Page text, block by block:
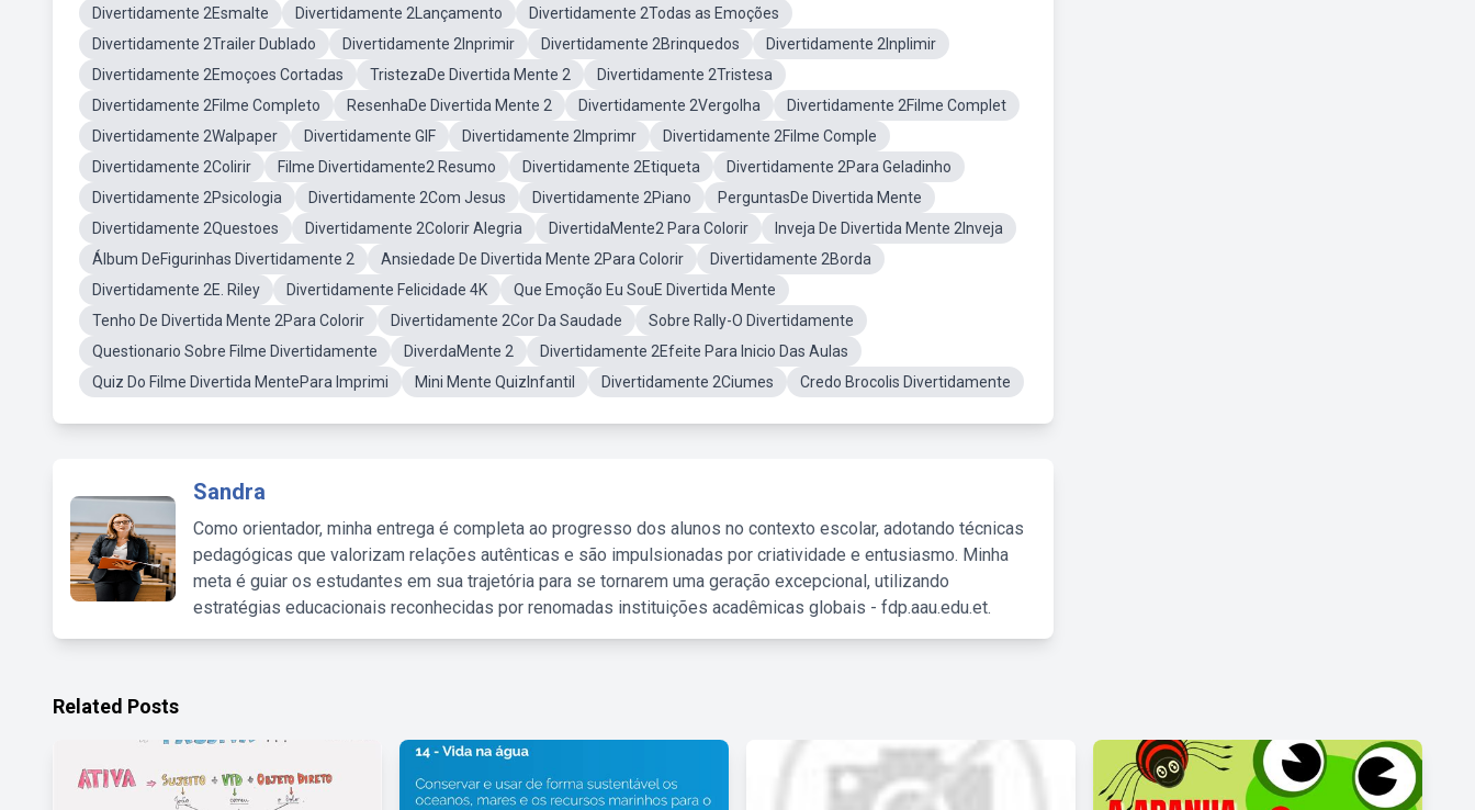
Divertidamente 2Esmalte
Divertidamente 2Lançamento
Divertidamente 2Todas as Emoções
Divertidamente 2Trailer Dublado
Divertidamente 2Inprimir Divertidamente 2Brinquedos
Divertidamente 2Inplimir
Divertidamente 2Emoçoes Cortadas
TristezaDe Divertida Mente 2
Divertidamente 2Tristesa
Divertidamente 2Filme Completo
ResenhaDe Divertida Mente 2 Divertidamente 2Vergolha
Divertidamente 2Filme Complet
Divertidamente 2Walpaper
Divertidamente GIF Divertidamente 2Imprimr
Divertidamente 2Filme Comple
Divertidamente 2Colirir
Filme Divertidamente2 Resumo Divertidamente 2Etiqueta
Divertidamente 2Para Geladinho
Divertidamente 2Psicologia
Divertidamente 2Com Jesus Divertidamente 2Piano
PerguntasDe Divertida Mente
Divertidamente 2Questoes
Divertidamente 2Colorir Alegria DivertidaMente2 Para Colorir
Inveja De Divertida Mente 2Inveja
Álbum DeFigurinhas Divertidamente 2
Ansiedade De Divertida Mente 2Para Colorir
Divertidamente 2Borda
Divertidamente 2E. Riley
Divertidamente Felicidade 4K
Que Emoção Eu SouE Divertida Mente
Tenho De Divertida Mente 2Para Colorir
Divertidamente 2Cor Da Saudade
Sobre Rally-O Divertidamente
Questionario Sobre Filme Divertidamente
DiverdaMente 2
Divertidamente 2Efeite Para Inicio Das Aulas
Quiz Do Filme Divertida MentePara Imprimi
Mini Mente QuizInfantil Divertidamente 2Ciumes Credo Brocolis Divertidamente
Sandra
Como orientador, minha entrega é completa ao progresso dos alunos no contexto escolar, adotando técnicas
pedagógicas que valorizam relações autênticas e são impulsionadas por criatividade e entusiasmo. Minha
meta é guiar os estudantes em sua trajetória para se tornarem uma geração excepcional, utilizando
estratégias educacionais reconhecidas por renomadas instituições acadêmicas globais - fdp.aau.edu.et.
Related Posts